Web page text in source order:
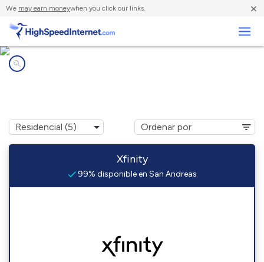
We may earn moneywhen you click our links. ×
Xfinity
99% disponible en San Andreas